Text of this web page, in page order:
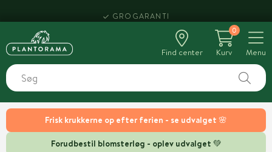
Frisk krukkerne op efter ferien - se udvalget 🌸
Forudbestil blomsterløg - oplev udvalget 💚
Find center
0
Kurv
Menu